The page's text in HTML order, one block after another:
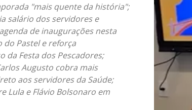
"mais quente da história";
salário dos servidores e
de inaugurações nesta
do Pastel e reforça
da Festa dos Pescadores;
Augusto cobra mais
aos servidores da Saúde;
Lula e Flávio Bolsonaro em